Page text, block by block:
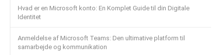
Hvad er en Microsoft konto: En Komplet Guide til din Digitale
Identitet
Anmeldelse af Microsoft Teams: Den ultimative platform til
samarbejde og kommunikation